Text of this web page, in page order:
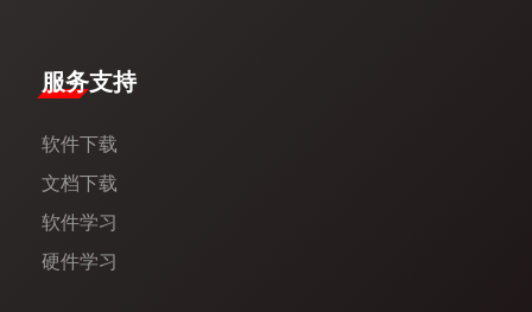
服务支持
软件下载
文档下载
软件学习
硬件学习